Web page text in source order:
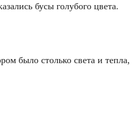
бусы голубого цвета.
было столько света и тепла,